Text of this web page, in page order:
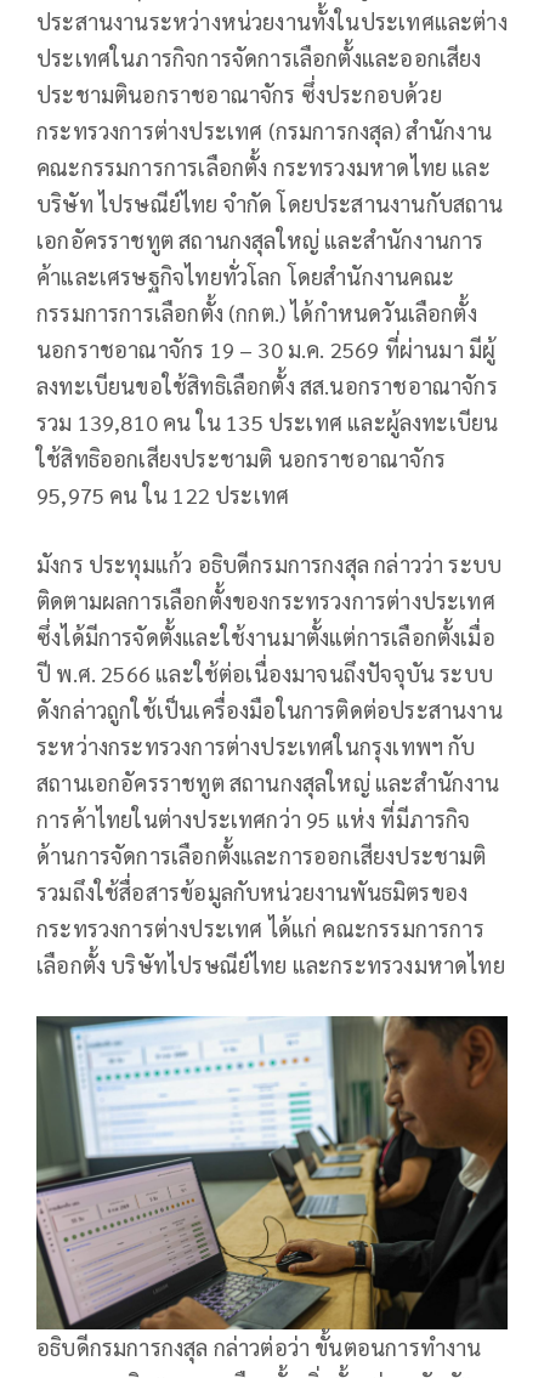
ประสานงานระหว่างหน่วยงานทั้งในประเทศและต่าง
ประเทศในภารกิจการจัดการเลือกตั้งและออกเสียง
ประชามตินอกราชอาณาจักร ซึ่งประกอบด้วย
กระทรวงการต่างประเทศ (กรมการกงสุล) สำนักงาน
คณะกรรมการการเลือกตั้ง กระทรวงมหาดไทย และ
บริษัท ไปรษณีย์ไทย จำกัด โดยประสานงานกับสถาน
เอกอัครราชทูต สถานกงสุลใหญ่ และสำนักงานการ
ค้าและเศรษฐกิจไทยทั่วโลก โดยสำนักงานคณะ
กรรมการการเลือกตั้ง (กกต.) ได้กำหนดวันเลือกตั้ง
นอกราชอาณาจักร 19 – 30 ม.ค. 2569 ที่ผ่านมา มีผู้
ลงทะเบียนขอใช้สิทธิเลือกตั้ง สส.นอกราชอาณาจักร
รวม 139,810 คน ใน 135 ประเทศ และผู้ลงทะเบียน
ใช้สิทธิออกเสียงประชามติ นอกราชอาณาจักร
95,975 คน ใน 122 ประเทศ
มังกร ประทุมแก้ว อธิบดีกรมการกงสุล กล่าวว่า ระบบ
ติดตามผลการเลือกตั้งของกระทรวงการต่างประเทศ
ซึ่งได้มีการจัดตั้งและใช้งานมาตั้งแต่การเลือกตั้งเมื่อ
ปี พ.ศ. 2566 และใช้ต่อเนื่องมาจนถึงปัจจุบัน ระบบ
ดังกล่าวถูกใช้เป็นเครื่องมือในการติดต่อประสานงาน
ระหว่างกระทรวงการต่างประเทศในกรุงเทพฯ กับ
สถานเอกอัครราชทูต สถานกงสุลใหญ่ และสำนักงาน
การค้าไทยในต่างประเทศกว่า 95 แห่ง ที่มีภารกิจ
ด้านการจัดการเลือกตั้งและการออกเสียงประชามติ
รวมถึงใช้สื่อสารข้อมูลกับหน่วยงานพันธมิตรของ
กระทรวงการต่างประเทศ ได้แก่ คณะกรรมการการ
เลือกตั้ง บริษัทไปรษณีย์ไทย และกระทรวงมหาดไทย
อธิบดีกรมการกงสุล กล่าวต่อว่า ขั้นตอนการทำงาน